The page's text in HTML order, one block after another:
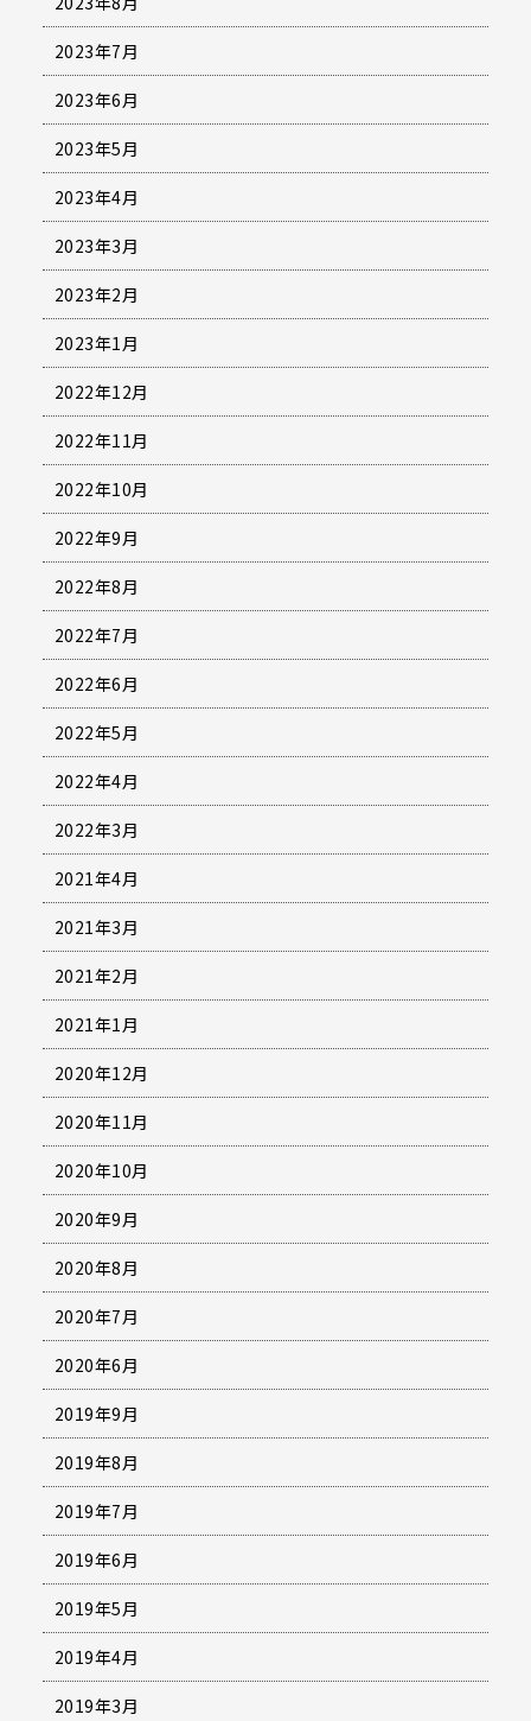
2023年7月
2023年6月
2023年5月
2023年4月
2023年3月
2023年2月
2023年1月
2022年12月
2022年11月
2022年10月
2022年9月
2022年8月
2022年7月
2022年6月
2022年5月
2022年4月
2022年3月
2021年4月
2021年3月
2021年2月
2021年1月
2020年12月
2020年11月
2020年10月
2020年9月
2020年8月
2020年7月
2020年6月
2019年9月
2019年8月
2019年7月
2019年6月
2019年5月
2019年4月
2019年3月